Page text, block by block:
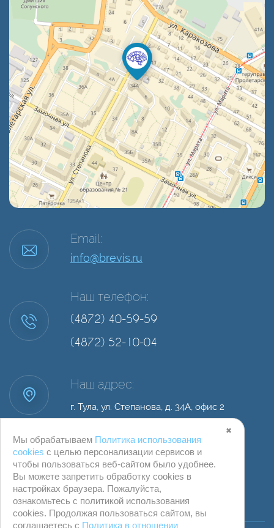
Email:
info@brevis.ru
Наш телефон:
(4872) 40-59-59
(4872) 52-10-04
Наш адрес:
г. Тула, ул. Степанова, д. 34А, офис 2
© ООО "Компания Бревис" г. Тула
✖
Мы обрабатываем Политика использования
cookies с целью персонализации сервисов и
чтобы пользоваться веб-сайтом было удобнее.
Вы можете запретить обработку сookies в
настройках браузера. Пожалуйста,
ознакомьтесь с политикой использования
cookies. Продолжая пользоваться сайтом, вы
соглашаетесь с Политика в отношении